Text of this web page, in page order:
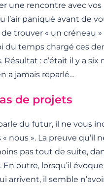
une rencontre avec vos
l’air paniqué avant de
de trouver « un créneau
du temps chargé ces
Résultat : c’était il y a six
a jamais reparlé…
de projets
du futur, il ne vous
nous ». La preuve qu’il
pas tout de suite,
En outre, lorsqu’il
arrivent, il semble